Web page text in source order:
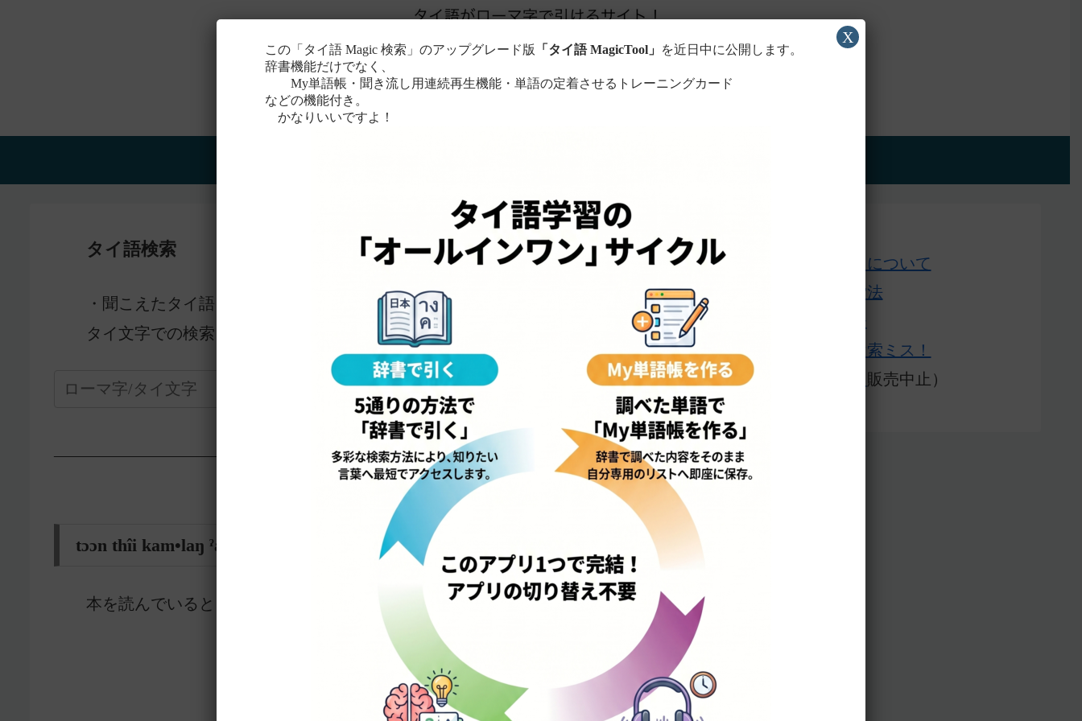
タイ語検索
・聞こえたタイ語を一番近いと
ローマ字に置き換えて検索！
タイ文字での検索も含め、詳しくは
こちら。
—————————————————-
tɔɔn thîi kam•laŋ ˀàan nǎŋ•sʉ̌ʉ yùu ตอนที่กำลังอ่านหนังสืออยู่
本を読んでいるとき
このサイトについて
単語の検索法
ローマ字表
よくある検索ミス！
販売中止）
この「タイ語 Magic 検索」のアップグレード版 「タイ語 MagicTool」
を近日中に公開します。
辞書機能だけでなく、
My単語帳・聞き流し用連続再生機能・単語の定着させるトレーニングカード
などの機能付き。
かなりいいですよ！
X